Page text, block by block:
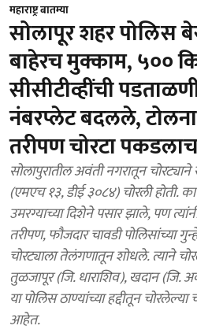
महाराष्ट्र बातम्या
सोलापूर शहर पोलिस
बाहेरच मुक्काम, ५००
सीसीटीव्हींची
नंबरप्लेट बदलले,
तरीपण चोरटा पकडलाच
सोलापुरातील अवंती नगरातून चोरट्याने
(एमएच १३, डीई ३०८४) चोरली होती.
उमरग्याच्या दिशेने पसार झाले, पण
तरीपण, फौजदार चावडी पोलिसांच्या
चोरट्याला तेलंगणातून शोधले. त्याने
तुळजापूर (जि. धाराशिव), खदान (जि.
या पोलिस ठाण्यांच्या हद्दीतून
आहेत.